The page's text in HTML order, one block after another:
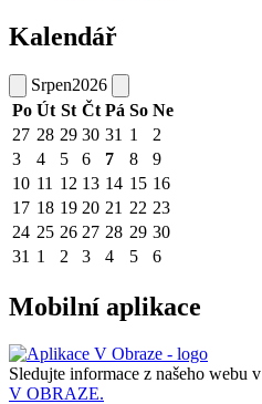
Kalendář
Srpen2026
Po Út St Čt Pá So Ne
27 28 29 30 31 1
2
3
4 5 6 7 8
9
10 11 12 13 14 15 16
17 18 19 20 21 22 23
24 25 26 27 28 29 30
31 1 2 3 4 5 6
Mobilní aplikace
Sledujte informace z našeho webu v
V OBRAZE.